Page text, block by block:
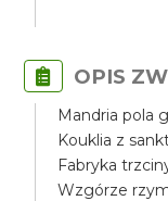
OPIS
Mandria pola
Kouklia z
Fabryka
Wzgórze